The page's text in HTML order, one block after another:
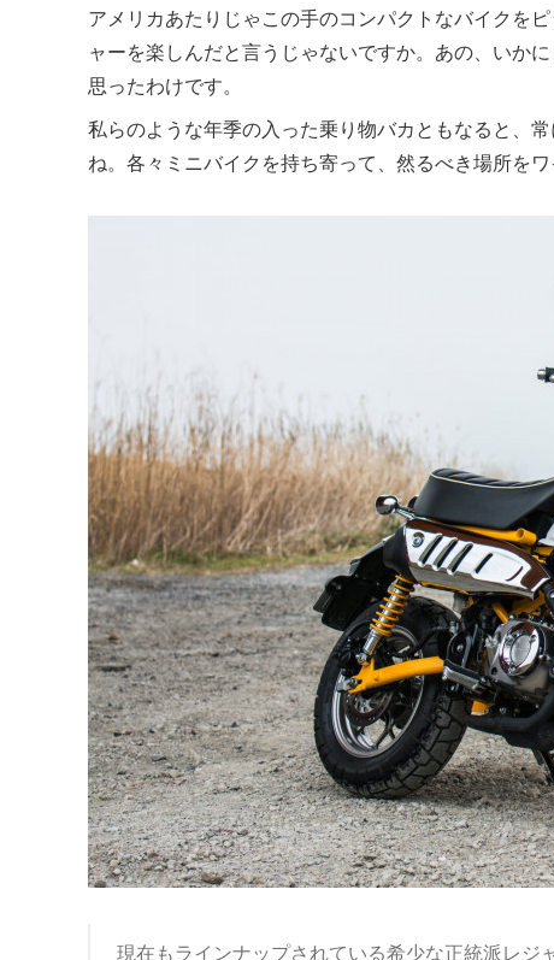
アメリカあたりじゃこの手のコンパクトなバイクを
ャーを楽しんだと言うじゃないですか。あの、いか
思ったわけです。
私らのような年季の入った乗り物バカともなると、
ね。各々ミニバイクを持ち寄って、然るべき場所を
現在もラインナップされている希少な正統派レ